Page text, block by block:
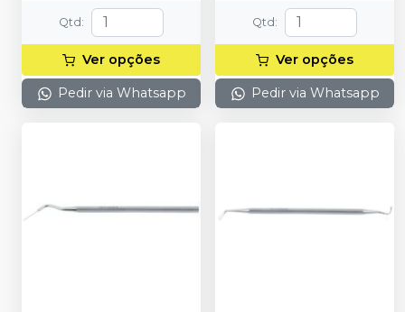
Qtd :
Ver opções
Pedir via Whatsapp
Qtd :
Ver opções
Pedir via Whatsapp